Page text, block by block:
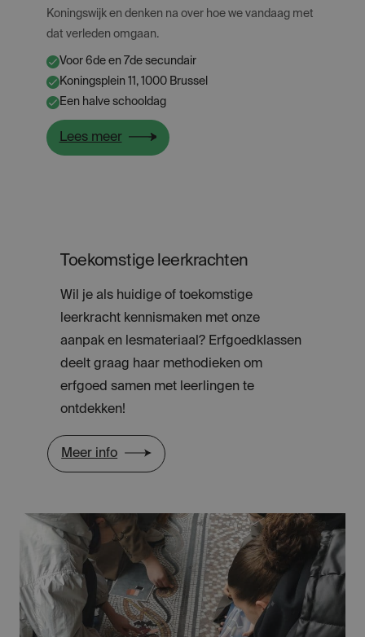
Koningswijk en denken na over hoe we vandaag met
dat verleden omgaan.
✔ Voor 6de en 7de secundair
✔ Koningsplein 11, 1000 Brussel
✔ Een halve schooldag
Lees meer:
Sporen
Toekomstige leerkrachten
Wil je als huidige of toekomstige
leerkracht kennismaken met onze
aanpak en lesmateriaal? Erfgoedklassen
deelt graag haar methodieken om
erfgoed samen met leerlingen te
ontdekken!
Meer info